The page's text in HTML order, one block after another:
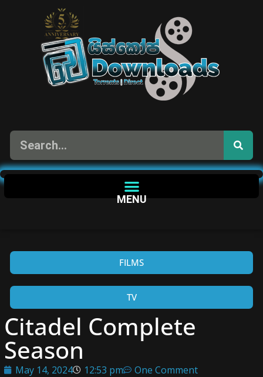
MENU
FILMS
TV
Citadel Complete
Season
May 14, 2024 12:53 pm
One Comment